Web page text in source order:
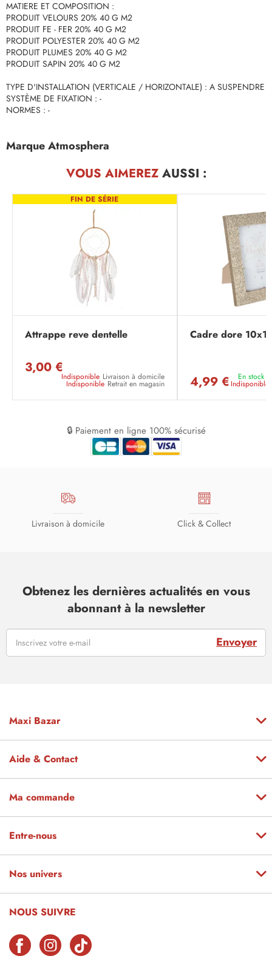
MATIERE ET COMPOSITION :
PRODUIT VELOURS 20% 40 G M2
PRODUIT FE - FER 20% 40 G M2
PRODUIT POLYESTER 20% 40 G M2
PRODUIT PLUMES 20% 40 G M2
PRODUIT SAPIN 20% 40 G M2
TYPE D'INSTALLATION (VERTICALE / HORIZONTALE) : A SUSPENDRE
SYSTÈME DE FIXATION : -
NORMES : -
Marque Atmosphera
VOUS AIMEREZAUSSI :
FIN DE SÉRIE
Attrappe reve dentelle
3,00 €
Indisponible Livraison à domicile
Indisponible Retrait en magasin
Cadre dore
4,99 € En stock
Indisponible
🔒 Paiement en ligne 100% sécurisé
Livraison à domicile Click & Collect
Obtenez les dernières actualités en vous
abonnant à la newsletter
Envoyer
Maxi Bazar
Aide & Contact
Ma commande
Entre-nous
Nos univers
NOUS SUIVRE